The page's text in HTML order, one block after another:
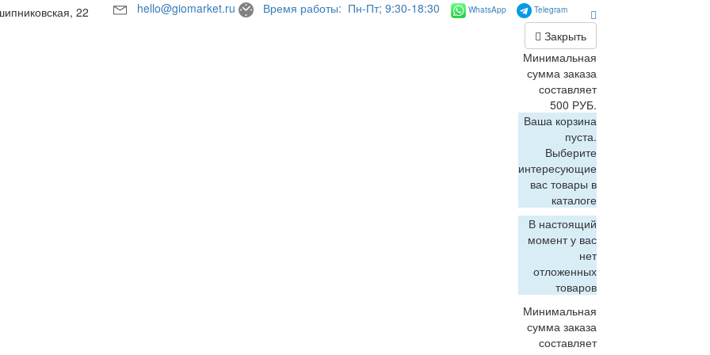
22 hello@giomarket.ru Время работы: Пн-Пт; 9:30-18:30 WhatsApp Telegram
Закрыть
Минимальная
сумма заказа
составляет
500 РУБ.
Ваша корзина
пуста.
Выберите
интересующие
вас товары в
каталоге
В настоящий
момент у вас
нет
отложенных
товаров
Минимальная
сумма заказа
составляет